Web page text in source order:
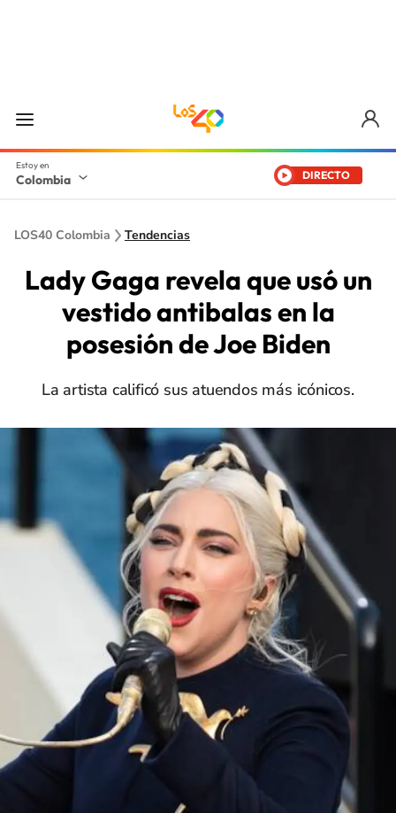
Colombia DIRECTO
LOS40 Colombia Tendencias
Lady Gaga revela que usó un
vestido antibalas en la
posesión de Joe Biden
La artista calificó sus atuendos más icónicos.